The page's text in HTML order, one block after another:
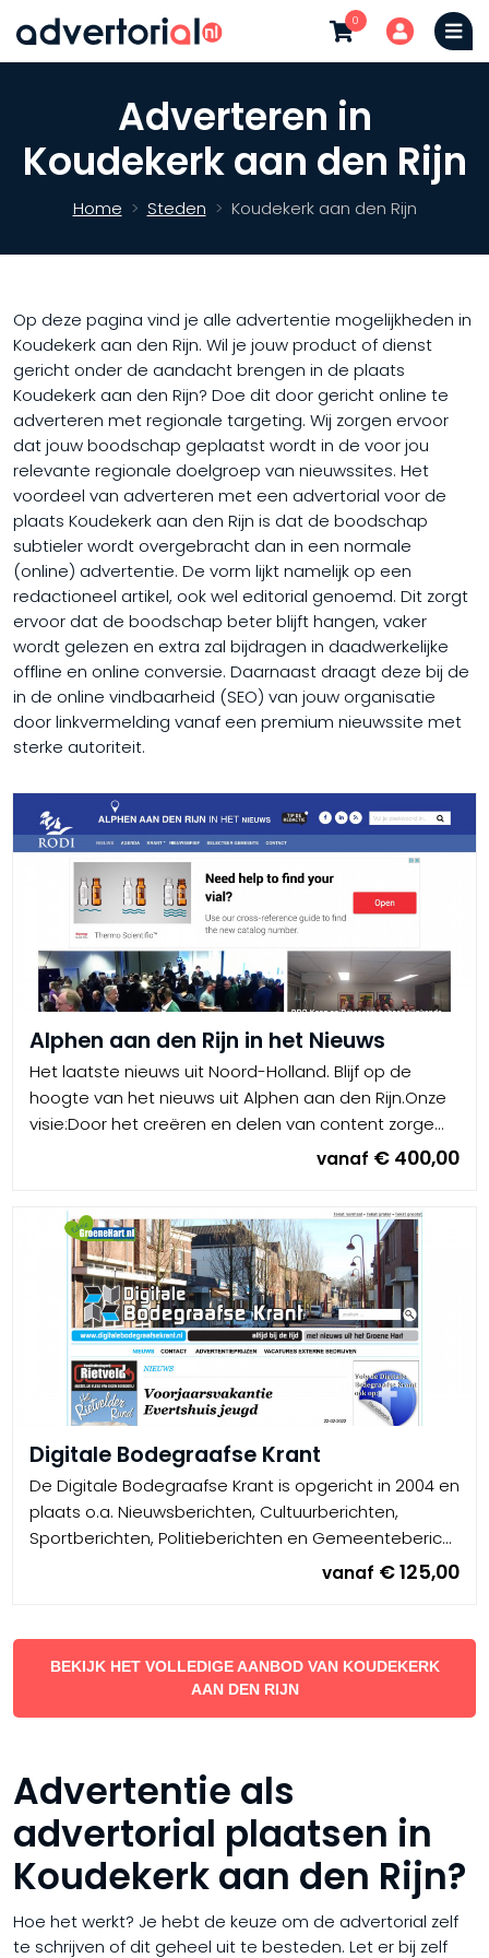
0
Adverteren in
Koudekerk aan den Rijn
Home Steden Koudekerk aan den Rijn
Op deze pagina vind je alle advertentie mogelijkheden in
Koudekerk aan den Rijn. Wil je jouw product of dienst
gericht onder de aandacht brengen in de plaats
Koudekerk aan den Rijn? Doe dit door gericht online te
adverteren met regionale targeting. Wij zorgen ervoor
dat jouw boodschap geplaatst wordt in de voor jou
relevante regionale doelgroep van nieuwssites. Het
voordeel van adverteren met een advertorial voor de
plaats Koudekerk aan den Rijn is dat de boodschap
subtieler wordt overgebracht dan in een normale
(online) advertentie. De vorm lijkt namelijk op een
redactioneel artikel, ook wel editorial genoemd. Dit zorgt
ervoor dat de boodschap beter blijft hangen, vaker
wordt gelezen en extra zal bijdragen in daadwerkelijke
offline en online conversie. Daarnaast draagt deze bij de
in de online vindbaarheid (SEO) van jouw organisatie
door linkvermelding vanaf een premium nieuwssite met
sterke autoriteit.
Alphen aan den Rijn in het Nieuws
Het laatste nieuws uit Noord-Holland. Blijf op de
hoogte van het nieuws uit Alphen aan den Rijn.Onze
visie:Door het creëren en delen van content zorge...
vanaf € 400,00
Digitale Bodegraafse Krant
De Digitale Bodegraafse Krant is opgericht in 2004 en
plaats o.a. Nieuwsberichten, Cultuurberichten,
Sportberichten, Politieberichten en Gemeenteberic...
vanaf € 125,00
BEKIJK HET VOLLEDIGE AANBOD VAN KOUDEKERK
AAN DEN RIJN
Advertentie als
advertorial plaatsen in
Koudekerk aan den Rijn?
Hoe het werkt? Je hebt de keuze om de advertorial zelf
te schrijven of dit geheel uit te besteden. Let er bij zelf